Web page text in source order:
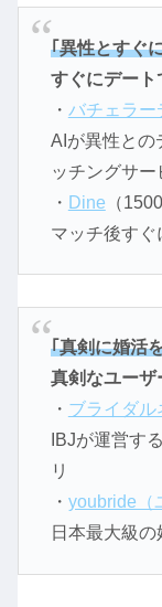
｢異性とすぐ
すぐにデート
・ バチェラー
AIが異性との
ッチングサー
・ Dine （
マッチ後すぐ
｢真剣に婚活
真剣なユーザ
・ ブライダル
IBJが運営す
リ
・ youbride（
日本最大級